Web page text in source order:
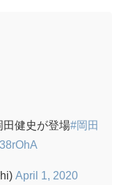
健史が登場#岡田
April 1, 2020